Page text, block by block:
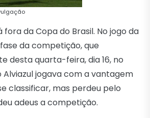
fora da Copa do Brasil. No jogo da
da competição, que
desta quarta-feira, dia 16, no
Alviazul jogava com a vantagem
classificar, mas perdeu pelo
adeus a competição.